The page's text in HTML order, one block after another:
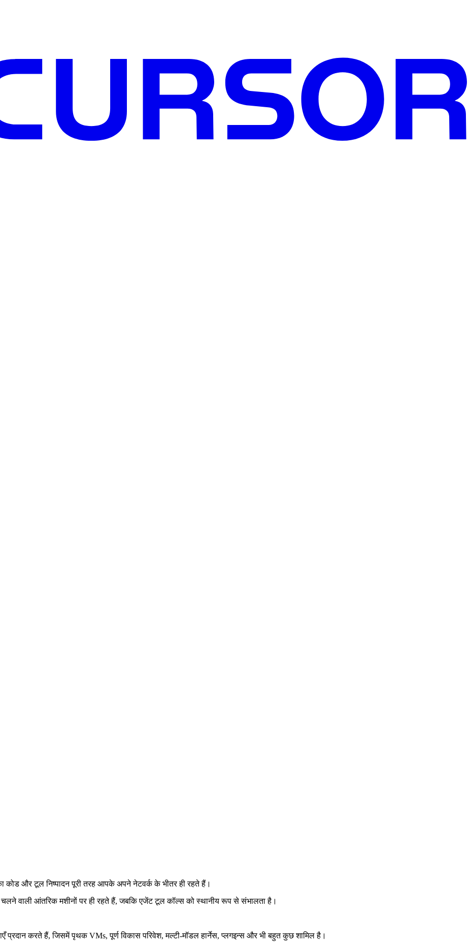
और टूल निष्पादन पूरी तरह आपके अपने नेटवर्क के भीतर ही रहते हैं।
वाली आंतरिक मशीनों पर ही रहते हैं, जबकि एजेंट टूल कॉल्स को स्थानीय रूप से संभालता है।
करते हैं, जिसमें पृथक VMs, पूर्ण विकास परिवेश, मल्टी-मॉडल हार्नेस, प्लगइन्स और भी बहुत कुछ शामिल है।